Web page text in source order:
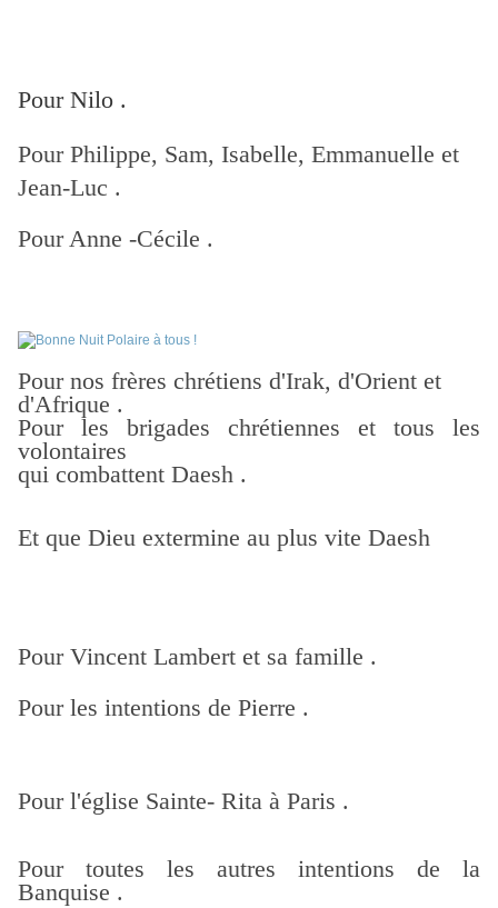
Pour Nilo .
Pour Philippe, Sam, Isabelle, Emmanuelle et
Jean-Luc .
Pour Anne -Cécile .
Pour nos frères chrétiens d'Irak, d'Orient et
d'Afrique .
Pour les brigades chrétiennes et tous les
volontaires
qui combattent Daesh .
Et que Dieu extermine au plus vite Daesh
Pour Vincent Lambert et sa famille .
Pour les intentions de Pierre .
Pour l'église Sainte- Rita à Paris .
Pour toutes les autres intentions de la
Banquise .